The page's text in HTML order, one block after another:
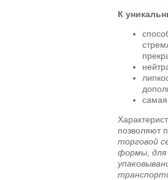
К
позволяют
торговой
формы, для